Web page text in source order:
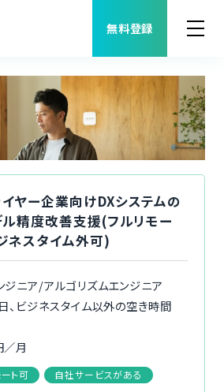
無料登録
ヤー企業向けDXシステムの
精度改善支援(フルリモー
ネスタイム外可)
ジニア/アルゴリズムエンジニア
、ビジネスタイム以外の空き時間
／月
ート可 自社サービスがある